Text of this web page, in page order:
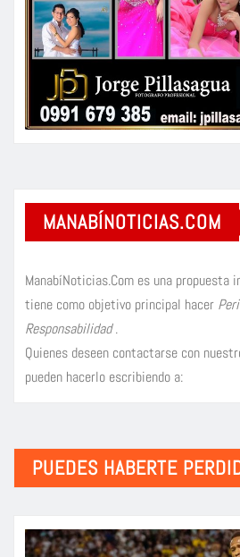
MANABÍNOTICIAS.COM
ManabíNoticias.Com es una propuesta
tiene como objetivo principal hacer
Responsabilidad.
Quienes deseen contactarse con
pueden hacerlo escribiendo a:
PUEDES HABERTE